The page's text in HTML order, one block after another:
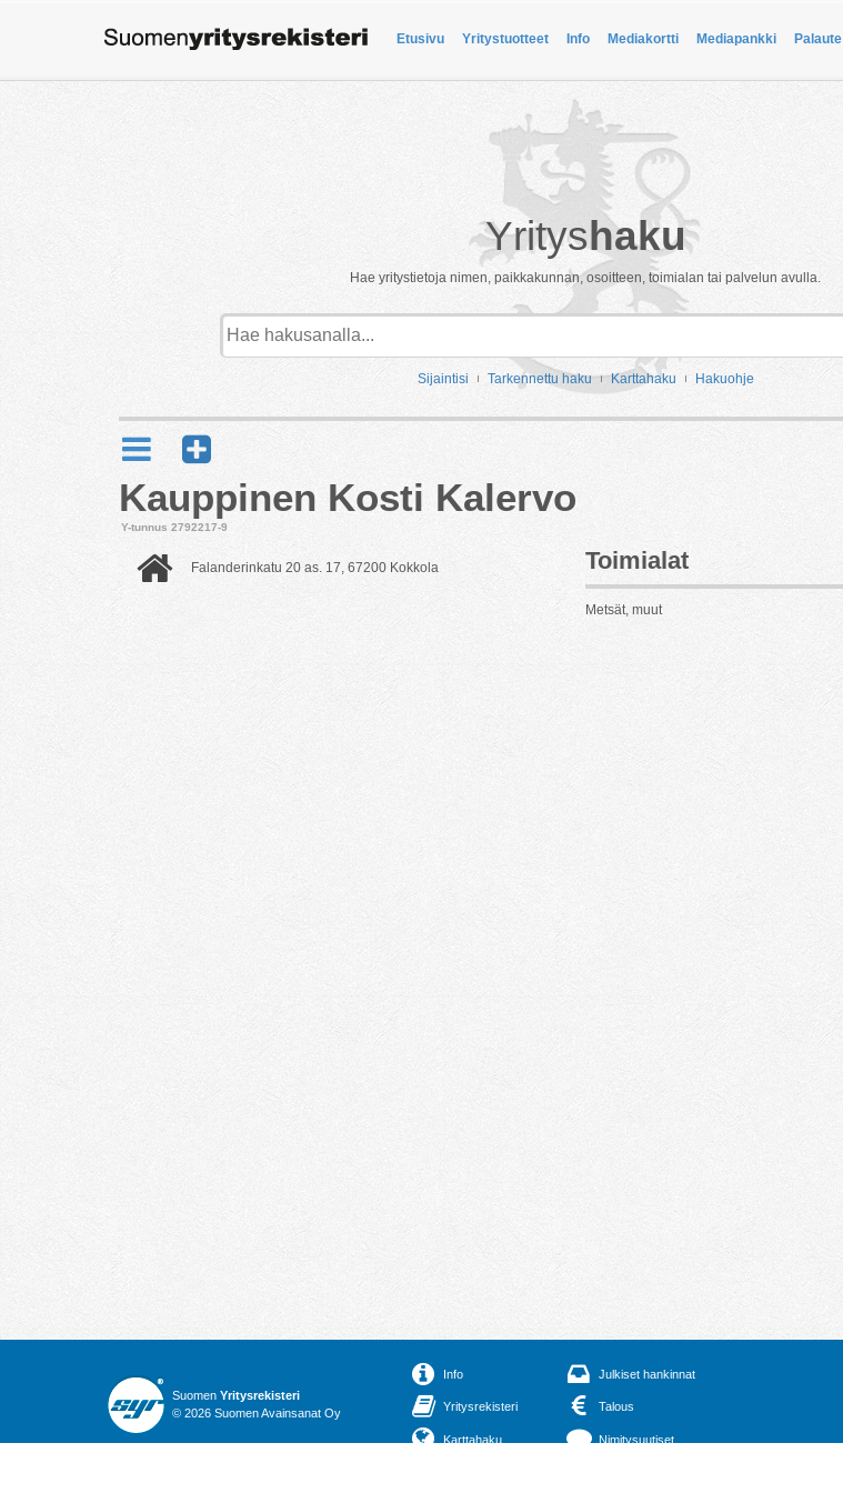
Etusivu Yritystuotteet Info Mediakortti Mediapankki Palaute
Yrityshaku
Hae yritystietoja nimen, paikkakunnan, osoitteen, toimialan tai palvelun avulla.
Sijaintisi Tarkennettu haku Karttahaku Hakuohje
Kauppinen Kosti Kalervo
Y-tunnus 2792217-9
Falanderinkatu 20 as. 17, 67200 Kokkola Toimialat
Metsät, muut
Suomen Yritysrekisteri
© 2026 Suomen Avainsanat Oy
Info
Yritysrekisteri
Karttahaku
Julkiset hankinnat
Talous
Nimitysuutiset